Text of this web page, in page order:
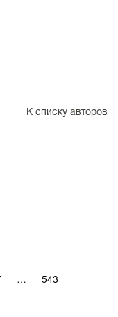
К списку авторов
… 543